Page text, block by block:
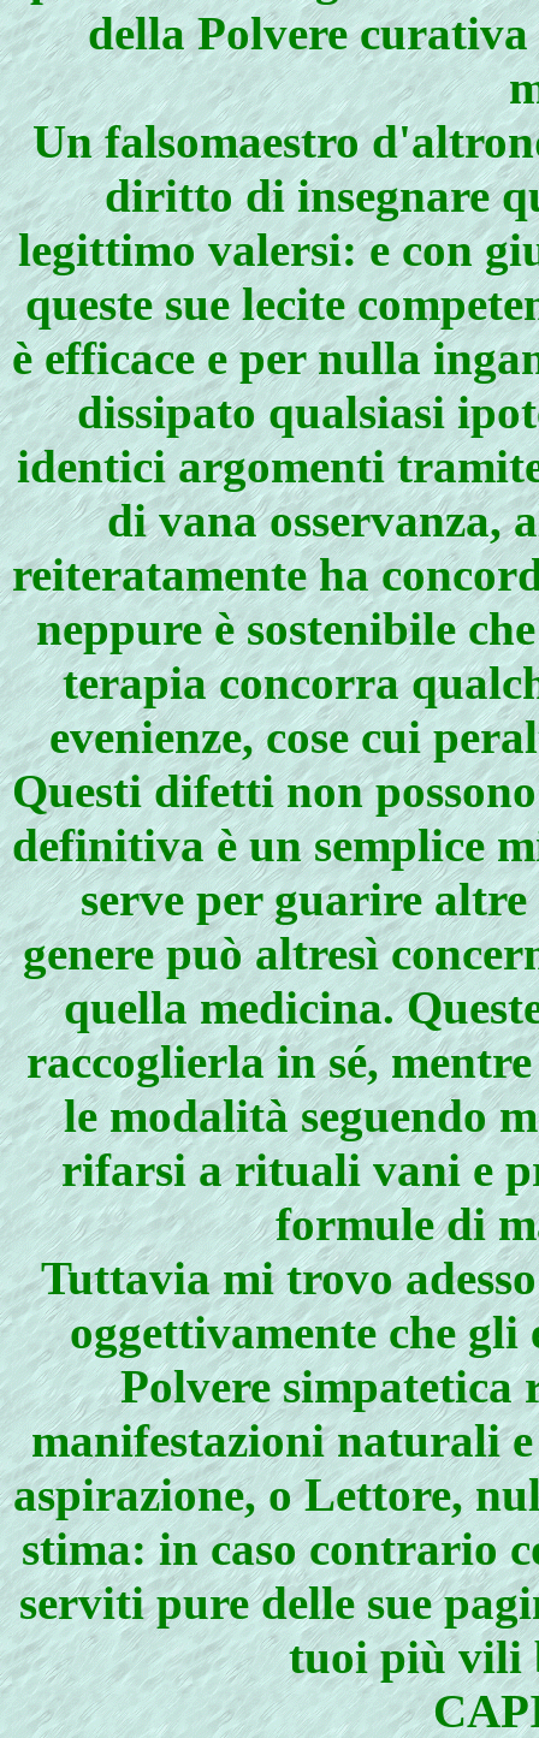
della Polvere
Un falsomaestro
diritto di insegnare
legittimo valersi: e con
queste sue lecite
è efficace e per nulla
dissipato qualsiasi
identici argomenti
di vana osservanza,
reiteratamente ha
neppure è sostenibile
terapia concorra
evenienze, cose cui
Questi difetti non
definitiva è un semplice
serve per guarire
genere può altresì
quella medicina.
raccoglierla in sé,
le modalità seguendo
rifarsi a rituali vani e
formule di
Tuttavia mi trovo
oggettivamente che
Polvere simpatetica
manifestazioni naturali e
aspirazione, o Lettore,
stima: in caso contrario
serviti pure delle sue
tuoi più vili